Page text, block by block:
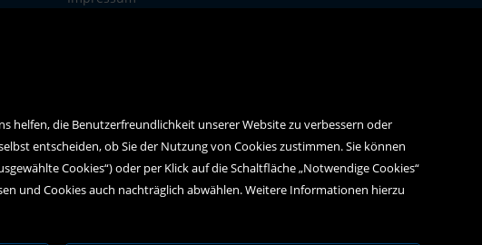
helfen, die Benutzerfreundlichkeit unserer Website zu verbessern oder
entscheiden, ob Sie der Nutzung von Cookies zustimmen. Sie können
Cookies“) oder per Klick auf die Schaltfläche „Notwendige Cookies“
und Cookies auch nachträglich abwählen. Weitere Informationen hierzu